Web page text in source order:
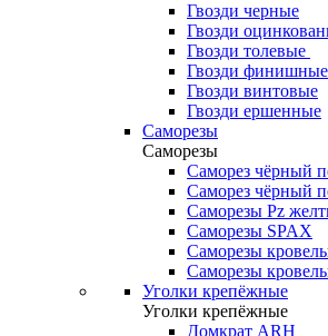
Гвозди черные
Гвозди
Гвозди толевые
Гвозди финишные
Гвозди винтовые
Гвозди ершенные
Саморезы
Саморезы
Саморез чёрный
Саморез чёрный
Саморезы Pz
Саморезы SPAX
Саморезы
Саморезы
Уголки крепёжные
Уголки крепёжные
Домкрат ARH